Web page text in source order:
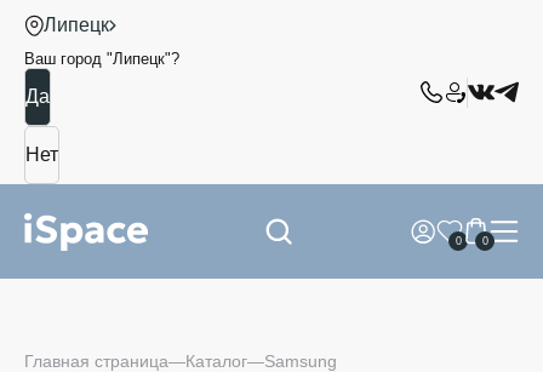
Липецк
Ваш город "Липецк"?
0 0
Главная страница Каталог Samsung